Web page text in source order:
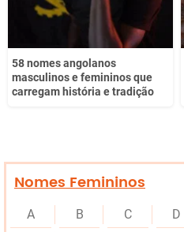
58 nomes angolanos
masculinos e femininos que
carregam história e tradição
Nomes Femininos
A B C D